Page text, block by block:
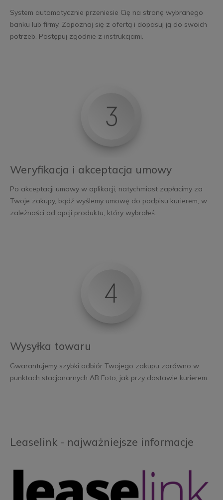
System automatycznie przeniesie Cię na stronę wybranego
banku lub firmy. Zapoznaj się z ofertą i dopasuj ją do swoich
potrzeb. Postępuj zgodnie z instrukcjami.
Weryfikacja i akceptacja umowy
Po akceptacji umowy w aplikacji, natychmiast zapłacimy za
Twoje zakupy, bądź wyślemy umowę do podpisu kurierem, w
zależności od opcji produktu, który wybrałeś.
Wysyłka towaru
Gwarantujemy szybki odbiór Twojego zakupu zarówno w
punktach stacjonarnych AB Foto, jak przy dostawie kurierem.
Leaselink - najważniejsze informacje